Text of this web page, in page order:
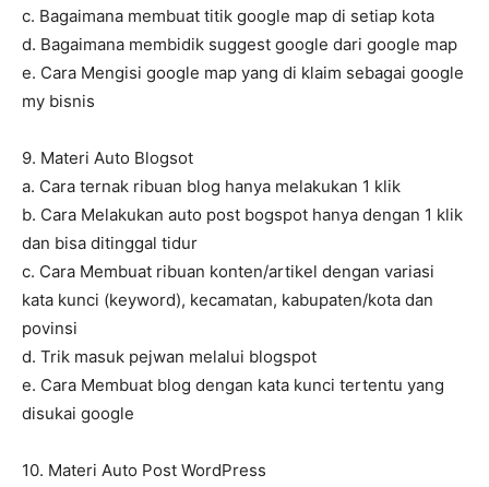
c. Bagaimana membuat titik google map di setiap kota
d. Bagaimana membidik suggest google dari google map
e. Cara Mengisi google map yang di klaim sebagai google
my bisnis
9. Materi Auto Blogsot
a. Cara ternak ribuan blog hanya melakukan 1 klik
b. Cara Melakukan auto post bogspot hanya dengan 1 klik
dan bisa ditinggal tidur
c. Cara Membuat ribuan konten/artikel dengan variasi
kata kunci (keyword), kecamatan, kabupaten/kota dan
povinsi
d. Trik masuk pejwan melalui blogspot
e. Cara Membuat blog dengan kata kunci tertentu yang
disukai google
10. Materi Auto Post WordPress